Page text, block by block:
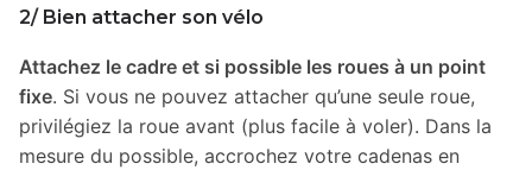
2/ Bien attacher son vélo
Attachez le cadre et si possible les roues à un point
fixe. Si vous ne pouvez attacher qu’une seule roue,
privilégiez la roue avant (plus facile à voler). Dans la
mesure du possible, accrochez votre cadenas en